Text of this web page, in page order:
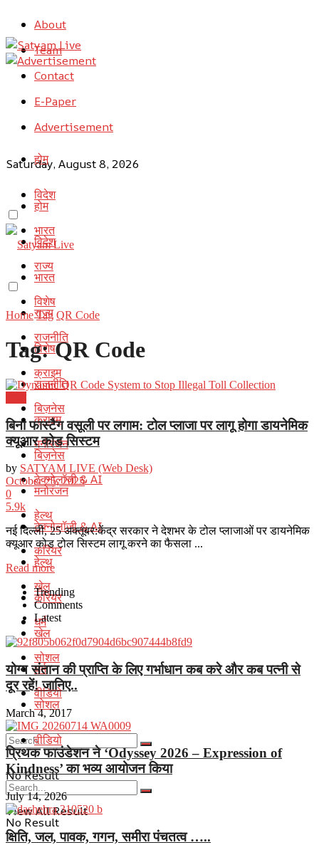
About
Team
Contact
E-Paper
Advertisement
Saturday, August 8, 2026
होम
विदेश
भारत
राज्य
विशेष
राजनीति
क्राइम
बिज़नेस
मनोरंजन
टेक्नोलॉजी & AI
हेल्थ
करियर
खेल
धर्म
सोशल
वीडियो
No Result
View All Result
होम
विदेश
भारत
राज्य
विशेष
राजनीति
क्राइम
बिज़नेस
मनोरंजन
टेक्नोलॉजी & AI
हेल्थ
करियर
खेल
धर्म
सोशल
वीडियो
No Result
Home Tag QR Code
Tag:QR Code
बिना फास्टैग वसूली पर लगाम: टोल प्लाजा पर लागू होगा डायनेमिक
क्यूआर कोड सिस्टम
by SATYAM LIVE (Web Desk)
October 25, 2025
0
5.9k
नई दिल्ली, 25 अक्तूबर:केंद्र सरकार ने देशभर के टोल प्लाजाओं पर डायनेमिक
क्यूआर कोड टोल सिस्टम लागू करने का फैसला ...
Read moreDetails
Trending
Comments
Latest
योग्य संतान की प्राप्ति के लिए गर्भाधान कब करे और कब पत्नी से
दूर रहें! जानिए..
March 4, 2017
प्रिथक फाउंडेशन ने ‘Odyssey 2026 – Expression of
Kindness’ का भव्य आयोजन किया
July 14, 2026
क्षिति, जल, पावक, गगन, समीरा पंचतत्व …..